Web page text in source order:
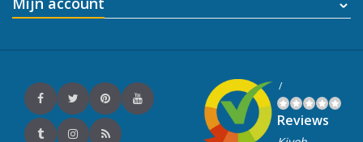
/
Reviews